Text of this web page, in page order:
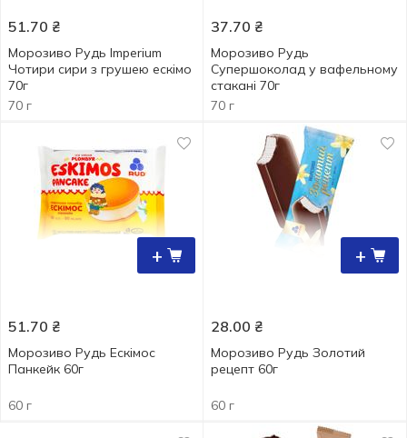
51.70 ₴
Морозиво Рудь Imperium
Чотири сири з грушею ескімо
70г
70 г
37.70 ₴
Морозиво Рудь
Супершоколад у вафельному
стакані 70г
70 г
+
51.70 ₴
Морозиво Рудь Ескімос
Панкейк 60г
60 г
+
28.00 ₴
Морозиво Рудь Золотий
рецепт 60г
60 г